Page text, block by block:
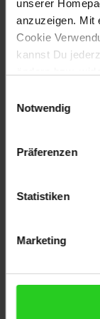
unserer
anzuzeigen. Mit
Cookie
kannst Du
Notwendig
Präferenzen
Statistiken
Marketing
Fußzeile
Weitere
Rezeptwelt